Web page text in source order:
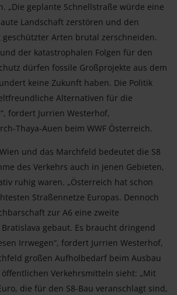
„Die geplante Schnellstraße würde eine
Landschaft zerstören und den
geschützter Arten brutal zerschneiden.
der katastrophalen Folgen für den
dürfen fossile Großprojekte aus dem
keine Zukunft haben. Die Politik
Alternativen für die
fordert Jurrien Westerhof,
Thaya-Auen beim WWF Österreich.
und das Marchfeld bedeutet die S8
des Verkehrs auch in jenen Gebieten,
ruhig waren. „Österreich hat schon
Straßennetze Europas. Dennoch
zur A6 eine zweite
gebaut. Es braucht dringend
Irrwegen“, fordert Jurrien Westerhof,
großen Aufholbedarf beim Ausbau
Verkehrsmitteln sieht: „Mit
die für den S8-Bau veranschlagt sind,